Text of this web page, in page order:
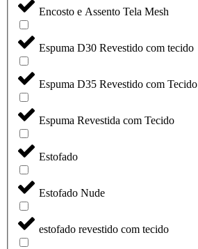
Encosto e Assento Tela Mesh
Espuma D30 Revestido com tecido
Espuma D35 Revestido com Tecido
Espuma Revestida com Tecido
Estofado
Estofado Nude
estofado revestido com tecido